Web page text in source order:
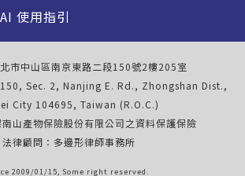
使用指引
市中山區南京東路二段150號2樓205室
Sec. 2, Nanjing E. Rd., Zhongshan Dist.,
City 104695, Taiwan (R.O.C.)
山產物保險股份有限公司之資料保護保險
法律顧問：多邊形律師事務所
2009/01/15, Some right reserved.